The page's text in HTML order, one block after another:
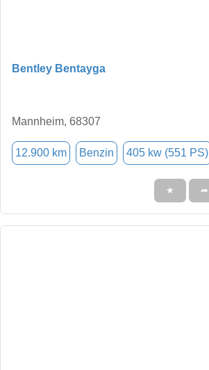
Bentley Bentayga
Mannheim, 68307
12.900 km Benzin 405 kw (551 PS)
★ ➦